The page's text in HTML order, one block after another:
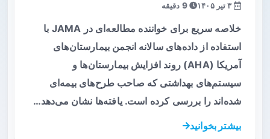
9 دقیقه
خلاصه سریع برای خواننده مطالعه‌ای در JAMA با
استفاده از داده‌های سالانه انجمن بیمارستان‌های
آمریکا (AHA) روند افزایش بیمارستان‌ها و
سیستم‌های بهداشتی که صاحب طرح‌های بیمه‌ای
شده‌اند را بررسی کرده است. یافته‌ها نشان می‌دهد…
بیشتر بخوانید